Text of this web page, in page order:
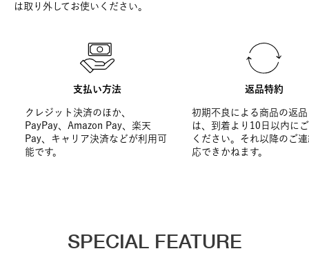
は取り外してお使いください。
支払い方法
クレジット決済のほか、
PayPay、Amazon Pay、楽天
Pay、キャリア決済などが利用可
能です。
返品特約
初期不良による商品の返
は、到着より10日以内に
ください。それ以降のご
応できかねます。
SPECIAL FEATURE